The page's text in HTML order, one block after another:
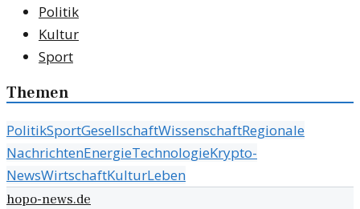
Politik
Kultur
Sport
Themen
PolitikSportGesellschaftWissenschaftRegionale
NachrichtenEnergieTechnologieKrypto-
NewsWirtschaftKulturLeben
hopo-news.de